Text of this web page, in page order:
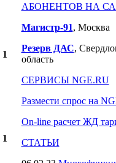
1
1
АБОНЕНТОВ НА
Магистр-91, Москва
Резерв ДАС,
область
СЕРВИСЫ NGE.RU
Размести спрос на
On-line расчет ЖД
СТАТЬИ